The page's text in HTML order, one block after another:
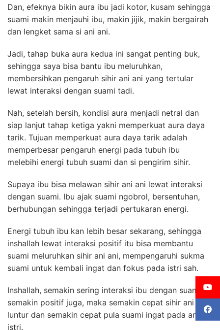
Dan, efeknya bikin aura ibu jadi kotor, kusam sehingga
suami makin menjauhi ibu, makin jijik, makin bergairah
dan lengket sama si ani ani.
Jadi, tahap buka aura kedua ini sangat penting buk,
sehingga saya bisa bantu ibu meluruhkan,
membersihkan pengaruh sihir ani ani yang tertular
lewat interaksi dengan suami tadi.
Nah, setelah bersih, kondisi aura menjadi netral dan
siap lanjut tahap ketiga yakni memperkuat aura daya
tarik. Tujuan memperkuat aura daya tarik adalah
memperbesar pengaruh energi pada tubuh ibu
melebihi energi tubuh suami dan si pengirim sihir.
Supaya ibu bisa melawan sihir ani ani lewat interaksi
dengan suami. Ibu ajak suami ngobrol, bersentuhan,
berhubungan sehingga terjadi pertukaran energi.
Energi tubuh ibu kan lebih besar sekarang, sehingga
inshallah lewat interaksi positif itu bisa membantu
suami meluruhkan sihir ani ani, mempengaruhi sukma
suami untuk kembali ingat dan fokus pada istri sah.
Inshallah, semakin sering interaksi ibu dengan suami,
semakin positif juga, maka semakin cepat sihir ani ani
luntur dan semakin cepat pula suami ingat pada anak
istri.